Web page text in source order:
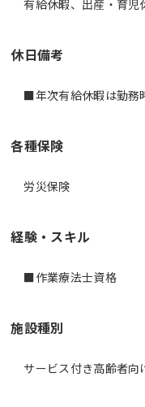
有給休暇、出産・育児
休日備考
■年次有給休暇は勤務
各種保険
労災保険
経験・スキル
■作業療法士資格
施設種別
サービス付き高齢者